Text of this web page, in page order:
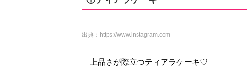
出典： https://www.instagram.com
上品さが際立つティアラケーキ♡